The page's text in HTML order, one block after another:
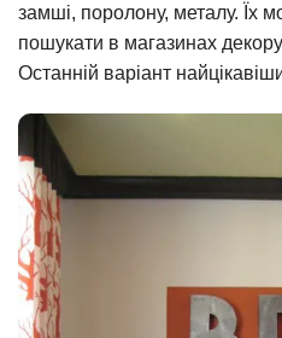
замші, поролону, металу. Їх
пошукати в магазинах
Останній варіант